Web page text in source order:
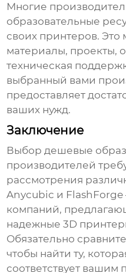
Многие
образовательные
своих принтеров. Это
материалы, проекты,
техническая
выбранный вами
предоставляет
ваших нужд.
Заключение
Выбордешевые
производителей
рассмотрения
Anycubic и
компаний,
надежные 3D
Обязательно
чтобы найти ту,
соответствует вашим